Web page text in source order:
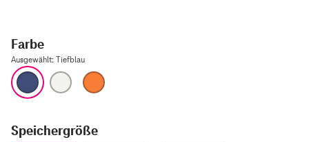
Farbe
Ausgewählt: Tiefblau
Tiefblau Silber
Speichergröße